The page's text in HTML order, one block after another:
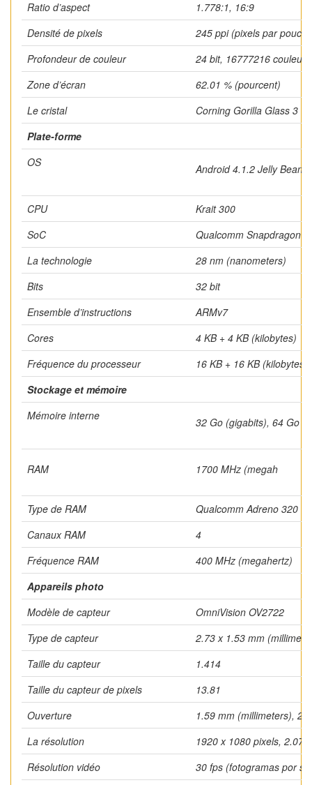
Ratio d’aspect
1.778:1, 16:9
Densité de pixels
245 ppi (pixels par
Profondeur de couleur
24 bit, 16777216 couleurs
Zone d’écran
62.01 % (pourcent)
Le cristal
Corning Gorilla Glass 3
Plate-forme
OS
Android 4.1.2 Jelly Bean,
CPU
Krait 300
SoC
Qualcomm Snapdragon
La technologie
28 nm (nanometers)
Bits
32 bit
Ensemble d’instructions
ARMv7
Cores
4 KB + 4 KB (kilobytes)
Fréquence du processeur
16 KB + 16 KB (kilobytes)
Stockage et mémoire
Mémoire interne
32 Go (gigabits), 64 Go
RAM 1700 MHz (megah
Type de RAM
Qualcomm Adreno 320
Canaux RAM
4
Fréquence RAM
400 MHz (megahertz)
Appareils photo
Modèle de capteur
OmniVision OV2722
Type de capteur
2.73 x 1.53 mm
Taille du capteur
1.414
Taille du capteur de pixels
13.81
Ouverture
1.59 mm (millimeters),
La résolution
1920 x 1080 pixels, 2.07
Résolution vidéo
30 fps (fotogramas por